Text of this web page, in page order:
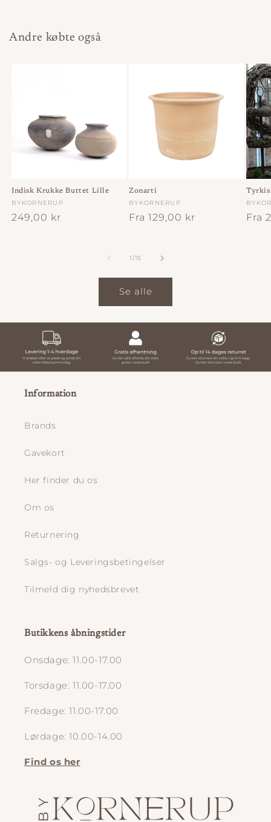
Andre købte også
Indisk Krukke Buttet Lille
Forhandler:
BYKORNERUP
Normalpris
249,00 kr
Zonarti
Forhandler:
BYKORNERUP
Normalpris
Fra 129,00 kr Fra
1/af
15
Se alle
Information
Brands
Gavekort
Her finder du os
Om os
Returnering
Salgs- og Leveringsbetingelser
Tilmeld dig nyhedsbrevet
Butikkens åbningstider
Onsdage: 11.00-17.00
Torsdage: 11.00-17.00
Fredage: 11.00-17.00
Lørdage: 10.00-14.00
Find os her